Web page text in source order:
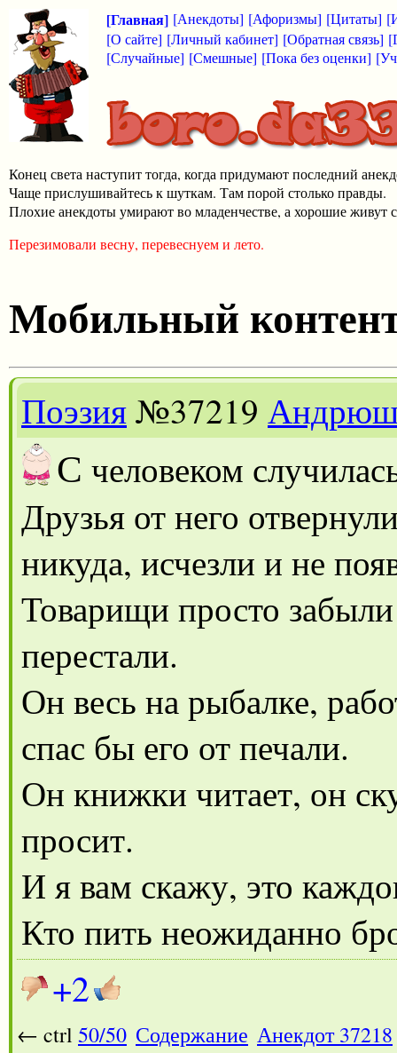
[Главная] [Анекдоты] [Афоризмы] [Цитаты]
[О сайте] [Личный кабинет] [Обратная связь]
[Случайные] [Смешные] [Пока без оценки]
Конец света наступит тогда, когда придумают последний
Чаще прислушивайтесь к шуткам. Там порой столько правды.
Плохие анекдоты умирают во младенчестве, а хорошие живут
Перезимовали весну, перевеснуем и лето.
Мобильный
Поэзия№37219
С человеком
Друзья от него
никуда, исчезли и не
Товарищи просто
перестали.
Он весь на рыбалке,
спас бы его от печали.
Он книжки читает, он
просит.
И я вам скажу, это
Кто пить неожиданно
+2
← ctrl 50/50 Содержание Анекдот 37218